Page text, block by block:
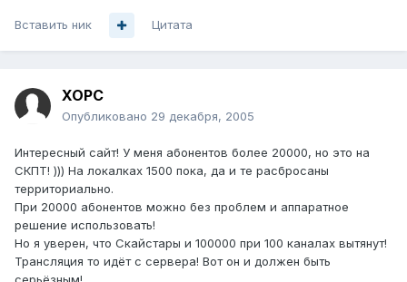
Вставить ник Цитата
XOPC
Опубликовано 29 декабря, 2005
Интересный сайт! У меня абонентов более 20000, но это на
СКПТ! ))) На локалках 1500 пока, да и те расбросаны
территориально.
При 20000 абонентов можно без проблем и аппаратное
решение использовать!
Но я уверен, что Скайстары и 100000 при 100 каналах вытянут!
Трансляция то идёт с сервера! Вот он и должен быть